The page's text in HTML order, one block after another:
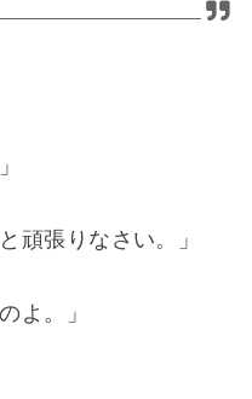
頑張りなさい。」
よ。」